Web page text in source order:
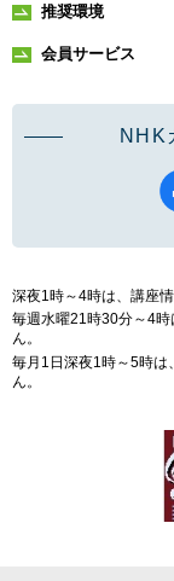
推奨環境
会員サービス
NHK
深夜1時～4時は、講座
毎週水曜21時30分～4
ん。
毎月1日深夜1時～5時は
ん。